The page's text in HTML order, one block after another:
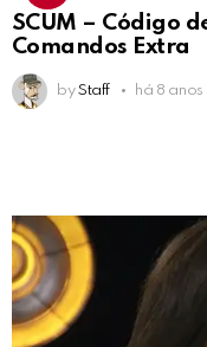
SCUM – Código
Comandos Extra
by Staff há 8 anos